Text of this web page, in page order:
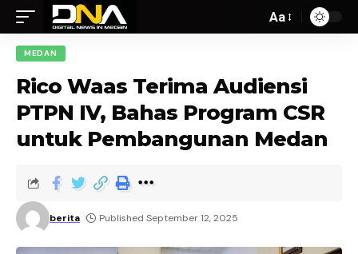
Aa
MEDAN
Rico Waas Terima Audiensi
PTPN IV, Bahas Program CSR
untuk Pembangunan Medan
berita Published September 12, 2025